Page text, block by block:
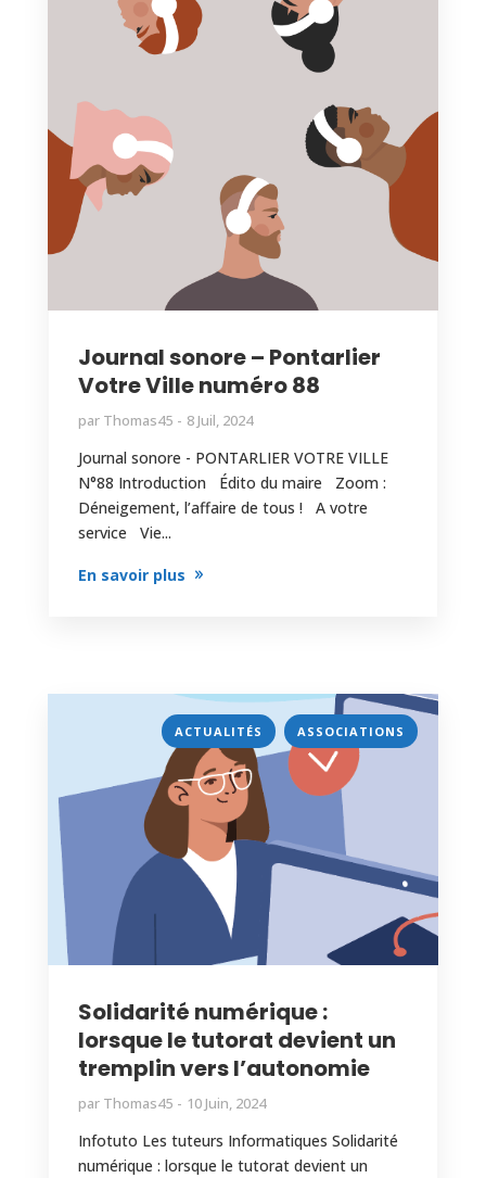
Journal sonore – Pontarlier
Votre Ville numéro 88
par Thomas45 8 Juil, 2024
Journal sonore - PONTARLIER VOTRE VILLE
N°88 Introduction Édito du maire Zoom :
Déneigement, l’affaire de tous ! A votre
service Vie...
En savoir plus
ACTUALITÉS , ASSOCIATIONS
Solidarité numérique :
lorsque le tutorat devient un
tremplin vers l’autonomie
par Thomas45 10 Juin, 2024
Infotuto Les tuteurs Informatiques Solidarité
numérique : lorsque le tutorat devient un